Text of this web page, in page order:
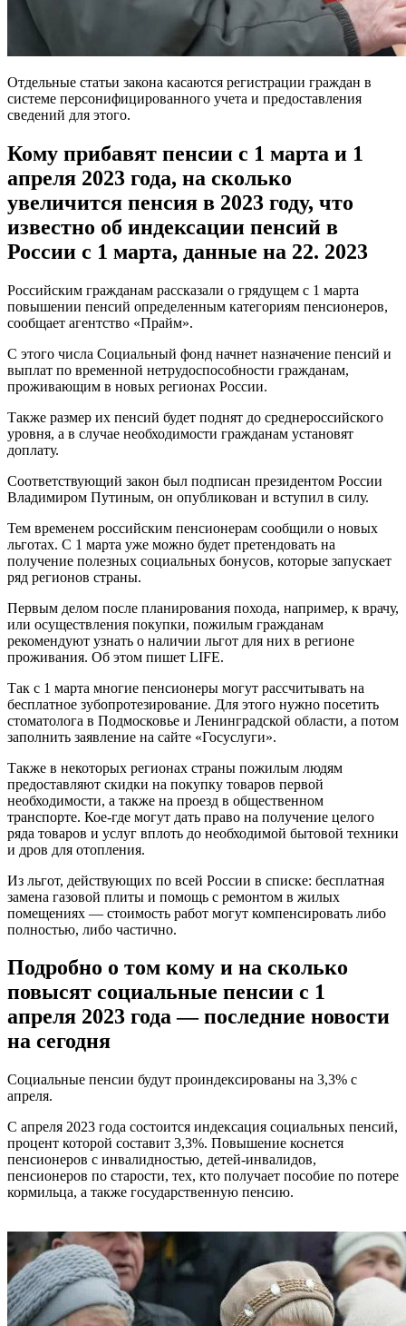
Отдельные статьи закона касаются регистрации граждан в
системе персонифицированного учета и предоставления
сведений для этого.
Кому прибавят пенсии с 1 марта и 1
апреля 2023 года, на сколько
увеличится пенсия в 2023 году, что
известно об индексации пенсий в
России с 1 марта, данные на 22. 2023
Российским гражданам рассказали о грядущем с 1 марта
повышении пенсий определенным категориям пенсионеров,
сообщает агентство «Прайм».
С этого числа Социальный фонд начнет назначение пенсий и
выплат по временной нетрудоспособности гражданам,
проживающим в новых регионах России.
Также размер их пенсий будет поднят до среднероссийского
уровня, а в случае необходимости гражданам установят
доплату.
Соответствующий закон был подписан президентом России
Владимиром Путиным, он опубликован и вступил в силу.
Тем временем российским пенсионерам сообщили о новых
льготах. С 1 марта уже можно будет претендовать на
получение полезных социальных бонусов, которые запускает
ряд регионов страны.
Первым делом после планирования похода, например, к врачу,
или осуществления покупки, пожилым гражданам
рекомендуют узнать о наличии льгот для них в регионе
проживания. Об этом пишет LIFE.
Так с 1 марта многие пенсионеры могут рассчитывать на
бесплатное зубопротезирование. Для этого нужно посетить
стоматолога в Подмосковье и Ленинградской области, а потом
заполнить заявление на сайте «Госуслуги».
Также в некоторых регионах страны пожилым людям
предоставляют скидки на покупку товаров первой
необходимости, а также на проезд в общественном
транспорте. Кое-где могут дать право на получение целого
ряда товаров и услуг вплоть до необходимой бытовой техники
и дров для отопления.
Из льгот, действующих по всей России в списке: бесплатная
замена газовой плиты и помощь с ремонтом в жилых
помещениях — стоимость работ могут компенсировать либо
полностью, либо частично.
Подробно о том кому и на сколько
повысят социальные пенсии с 1
апреля 2023 года — последние новости
на сегодня
Социальные пенсии будут проиндексированы на 3,3% с
апреля.
С апреля 2023 года состоится индексация социальных пенсий,
процент которой составит 3,3%. Повышение коснется
пенсионеров с инвалидностью, детей-инвалидов,
пенсионеров по старости, тех, кто получает пособие по потере
кормильца, а также государственную пенсию.